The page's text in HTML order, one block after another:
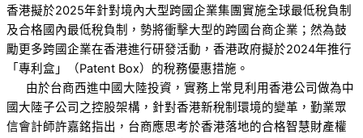
香港擬於2025年針對境內大型跨國企業集團實施全球最低稅負制
及合格國內最低稅負制，勢將衝擊大型的跨國台商企業；然為鼓
勵更多跨國企業在香港進行研發活動，香港政府擬於2024年推行
「專利盒」（Patent Box）的稅務優惠措施。
由於台商西進中國大陸投資，實務上常見利用香港公司做為中
國大陸子公司之控股架構，針對香港新稅制環境的變革，勤業眾
信會計師許嘉銘指出，台商應思考於香港落地的合格智慧財產權